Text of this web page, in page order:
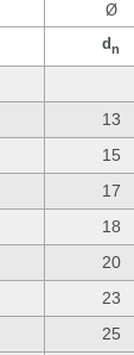
Ø
dn
13
15
17
18
20
23
25